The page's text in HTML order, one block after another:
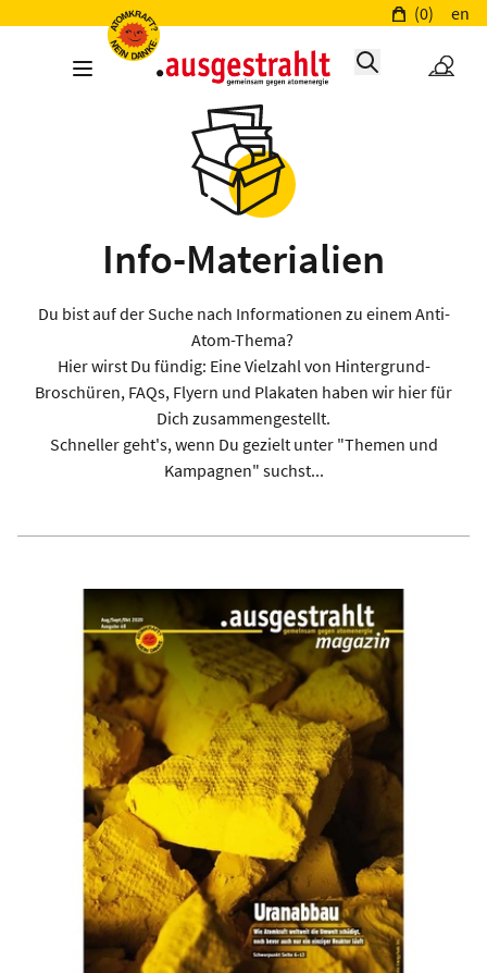
(0) en
Info-Materialien
Du bist auf der Suche nach Informationen zu einem Anti-
Atom-Thema?
Hier wirst Du fündig: Eine Vielzahl von Hintergrund-
Broschüren, FAQs, Flyern und Plakaten haben wir hier für
Dich zusammengestellt.
Schneller geht's, wenn Du gezielt unter "Themen und
Kampagnen" suchst...